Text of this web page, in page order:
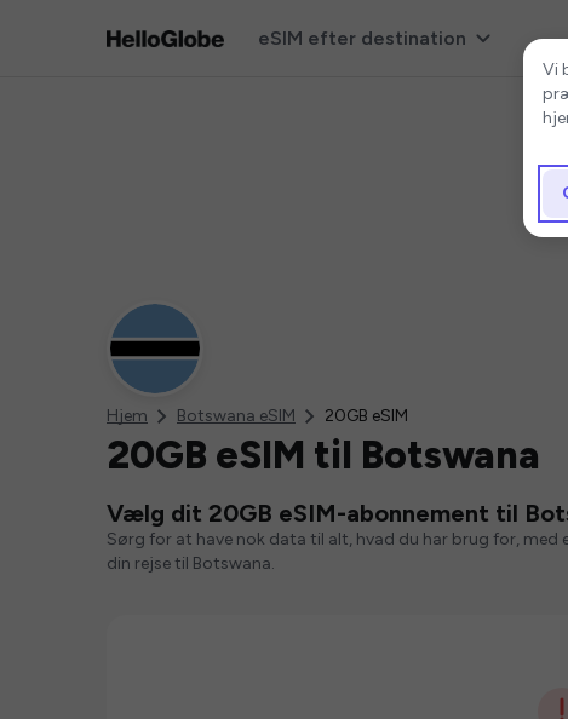
eSIM efter destination
Hjem Botswana eSIM 20GB eSIM
20GB eSIM til Botswana
Vælg dit 20GB eSIM-abonnement til
Sørg for at have nok data til alt, hvad du har brug for, med
din rejse til Botswana.
Vi